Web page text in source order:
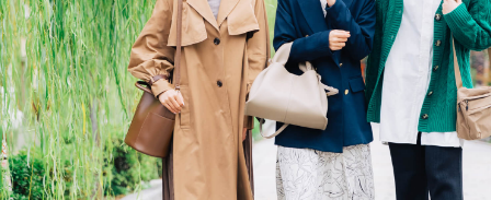
お知らせ/イベント